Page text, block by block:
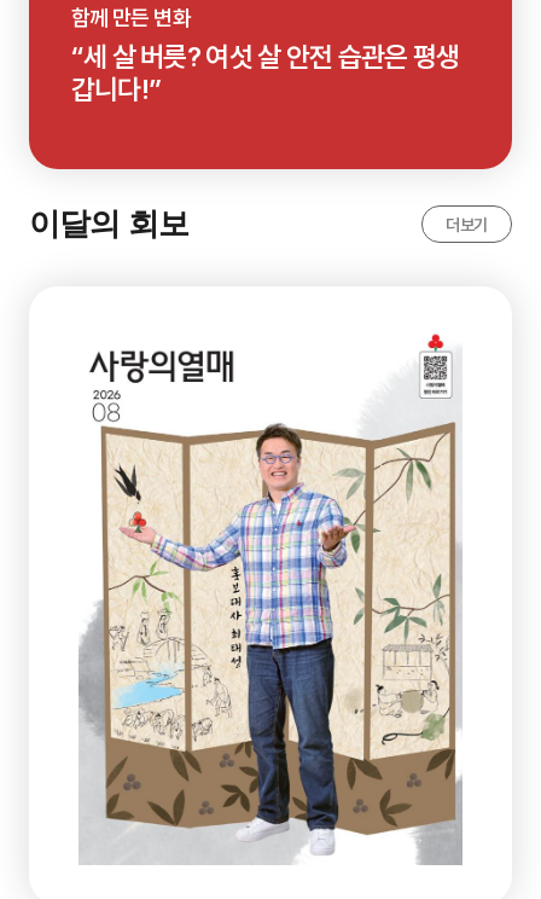
함께 만든 변화
“세 살 버릇? 여섯 살 안전 습관은 평생
갑니다!”
이달의 회보 더보기